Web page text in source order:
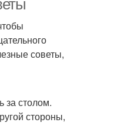
советы,
за столом.
стороны,